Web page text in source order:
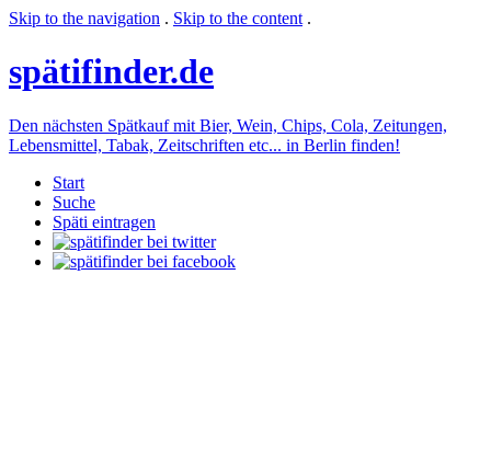
Skip to the navigation . Skip to the content .
spätifinder.de
Den nächsten Spätkauf mit Bier, Wein, Chips, Cola, Zeitungen,
Lebensmittel, Tabak, Zeitschriften etc... in Berlin finden!
Start
Suche
Späti eintragen